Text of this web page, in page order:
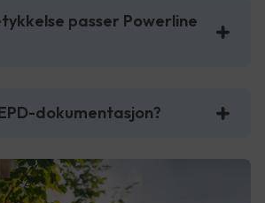
passer Powerline
dokumentasjon?